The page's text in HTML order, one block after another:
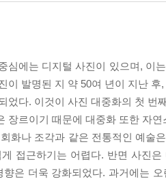
에는 디지털 사진이 있으며, 이
발명된 지 약 50여 년이 지난
다. 이것이 사진 대중화의 첫 번
장르이기 때문에 대중화 또한 자연
화나 조각과 같은 전통적인 예술
접근하기는 어렵다. 반면 사진
은 더욱 강화되었다. 과거에는